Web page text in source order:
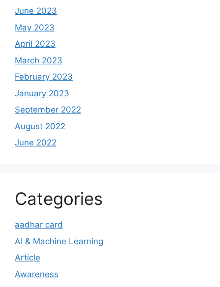
June 2023
May 2023
April 2023
March 2023
February 2023
January 2023
September 2022
August 2022
June 2022
Categories
aadhar card
AI & Machine Learning
Article
Awareness